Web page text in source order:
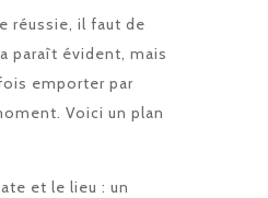
réussie, il faut de
paraît évident, mais
emporter par
Voici un plan
et le lieu : un